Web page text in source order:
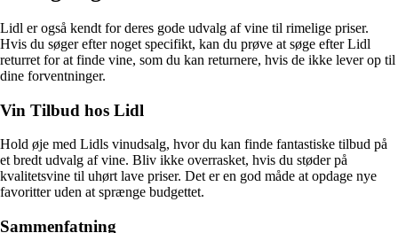
Lidl er også kendt for deres gode udvalg af vine til rimelige priser.
Hvis du søger efter noget specifikt, kan du prøve at søge efter Lidl
returret for at finde vine, som du kan returnere, hvis de ikke lever op til
dine forventninger.
Vin Tilbud hos Lidl
Hold øje med Lidls vinudsalg, hvor du kan finde fantastiske tilbud på
et bredt udvalg af vine. Bliv ikke overrasket, hvis du støder på
kvalitetsvine til uhørt lave priser. Det er en god måde at opdage nye
favoritter uden at sprænge budgettet.
Sammenfatning